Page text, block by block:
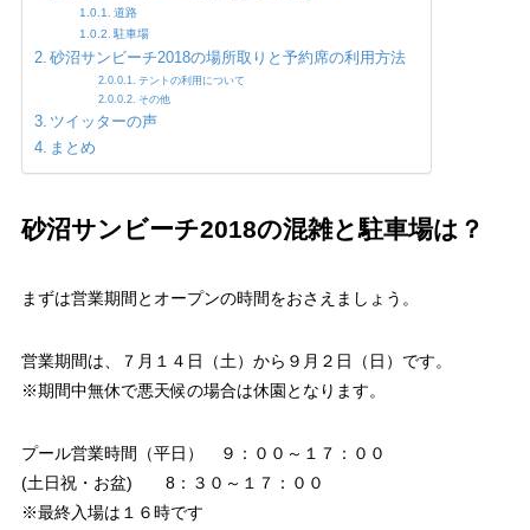
道路
駐車場
砂沼サンビーチ2018の場所取りと予約席の利用方法
テントの利用について
その他
ツイッターの声
まとめ
砂沼サンビーチ2018の混雑と駐車場は？
まずは営業期間とオープンの時間をおさえましょう。
営業期間は、７月１４日（土）から９月２日（日）です。
※期間中無休で悪天候の場合は休園となります。
プール営業時間（平日） ９：００～１７：００
(土日祝・お盆) 8：３０～１７：００
※最終入場は１６時です